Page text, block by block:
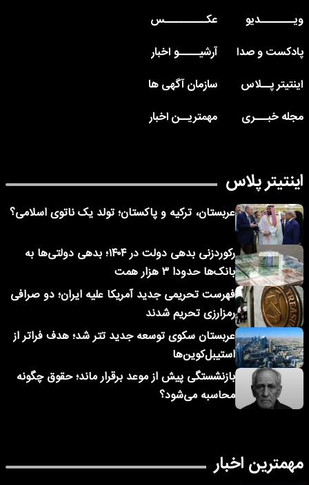
ویــــــــدیو
عکــــــــــس
پادکست و صدا
آرشیـــــو اخبار
اینتیتر پــلاس
سازمان آگهی ها
مجله خبـــری
مهمتریــن اخبار
اینتیتر پلاس
عربستان، ترکیه و پاکستان؛ تولد یک ناتوی اسلامی؟
رکوردزنی بدهی دولت در ۱۴۰۴؛ بدهی دولتی‌ها به
بانک‌ها حدودا ۳ هزار همت
فهرست تحریمی جدید آمریکا علیه ایران؛ دو صرافی
رمزارزی تحریم شدند
عربستان سکوی توسعه جدید تتر شد؛ هدف فراتر از
استیبل‌کوین‌ها
بازنشستگی پیش از موعد برقرار ماند؛ حقوق چگونه
محاسبه می‌شود؟
مهمترین اخبار